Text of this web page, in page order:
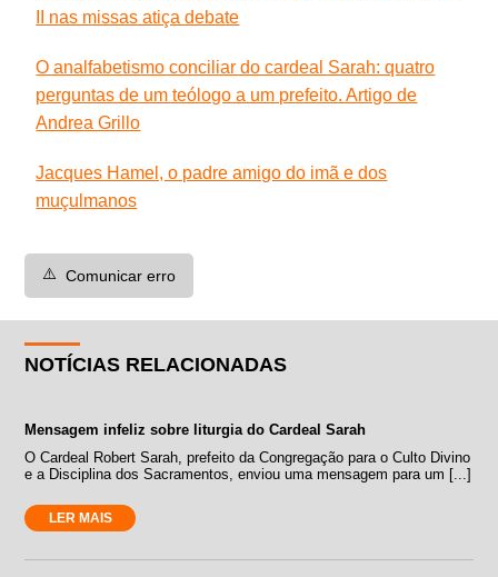
II nas missas atiça debate
O analfabetismo conciliar do cardeal Sarah: quatro
perguntas de um teólogo a um prefeito. Artigo de
Andrea Grillo
Jacques Hamel, o padre amigo do imã e dos
muçulmanos
⚠️ Comunicar erro
NOTÍCIAS RELACIONADAS
Mensagem infeliz sobre liturgia do Cardeal Sarah
O Cardeal Robert Sarah, prefeito da Congregação para o Culto Divino
e a Disciplina dos Sacramentos, enviou uma mensagem para um [...]
LER MAIS